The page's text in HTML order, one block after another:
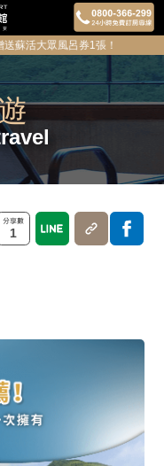
券1張！ 為維護所有貴賓的
1